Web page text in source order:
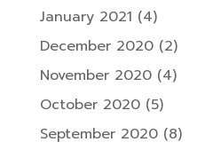
January 2021 (4)
December 2020(2)
November 2020(4)
October 2020(5)
September 2020(8)